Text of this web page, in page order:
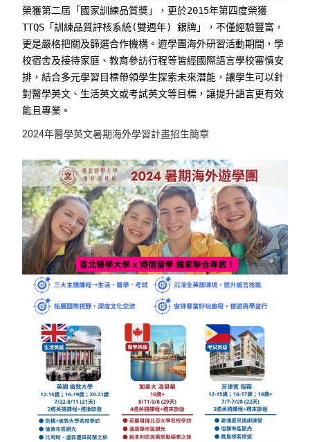
榮獲第二屆「國家訓練品質獎」，更於2015年第四度榮獲
TTQS「訓練品質評核系統(雙週年) 銀牌」，不僅經驗豐富，
更是嚴格把關及篩選合作機構。遊學團海外研習活動期間，學
校宿舍及接待家庭、教育參訪行程等皆經國際語言學校審慎安
排，結合多元學習目標帶領學生探索未來潛能，讓學生可以針
對醫學英文、生活英文或考試英文等目標，讓提升語言更有效
能且專業。
2024年醫學英文暑期海外學習計畫招生簡章